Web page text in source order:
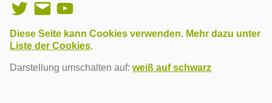
TwitterE-
YouTube
Diese Seite kann Cookies verwenden. Mehr dazu unter
Liste der Cookies.
Darstellung umschalten auf: weiß auf schwarz